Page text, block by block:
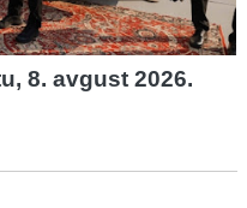
8. avgust 2026.